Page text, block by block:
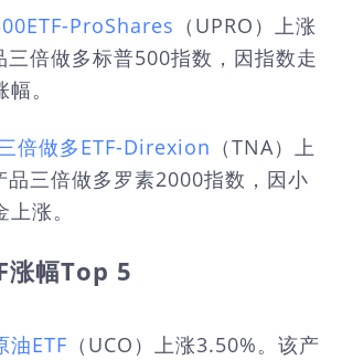
ProShares （UPRO）上涨
三倍做多标普500指数，因指数走
。
倍做多ETF-Direxion （TNA）上
品三倍做多罗素2000指数，因小
涨。
涨幅Top 5
油ETF （UCO）上涨3.50%。该产